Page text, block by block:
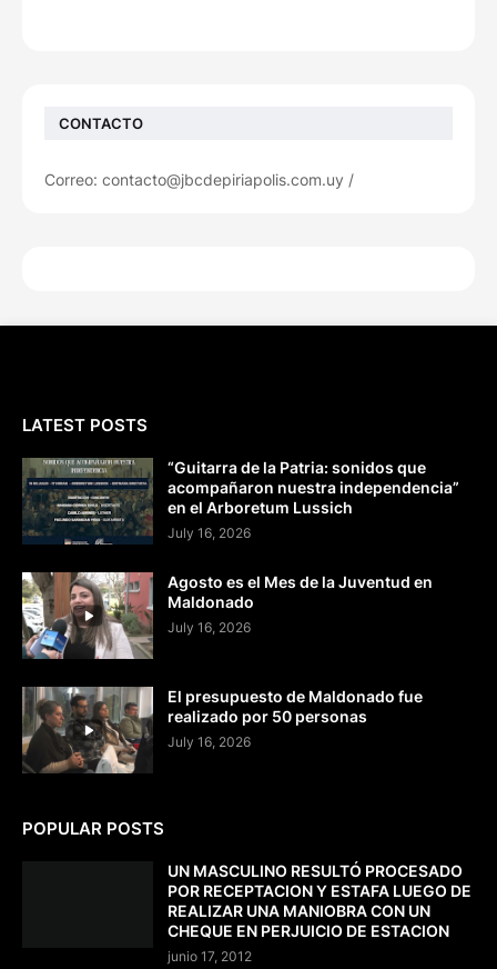
CONTACTO
Correo: contacto@jbcdepiriapolis.com.uy /
LATEST POSTS
“Guitarra de la Patria: sonidos que
acompañaron nuestra independencia”
en el Arboretum Lussich
July 16, 2026
Agosto es el Mes de la Juventud en
Maldonado
July 16, 2026
El presupuesto de Maldonado fue
realizado por 50 personas
July 16, 2026
POPULAR POSTS
UN MASCULINO RESULTÓ PROCESADO
POR RECEPTACION Y ESTAFA LUEGO DE
REALIZAR UNA MANIOBRA CON UN
CHEQUE EN PERJUICIO DE ESTACION
junio 17, 2012